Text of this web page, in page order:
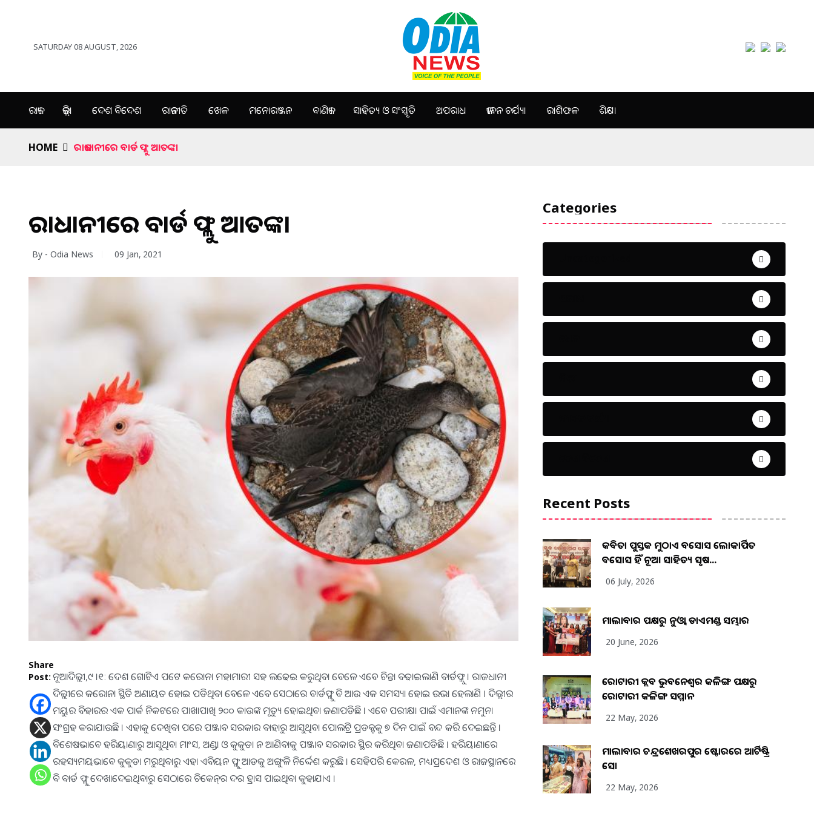
SATURDAY 08 AUGUST, 2026
ରାଜ୍ୟ ଜିଲ୍ଲା ଦେଶ ବିଦେଶ ରାଜନୀତି ଖେଳ ମନୋରଞ୍ଜନ ବାଣିଜ୍ୟ ସାହିତ୍ୟ ଓ ସଂସ୍କୃତି ଅପରାଧ ଜୀବନ ଚର୍ଯ୍ୟା ରାଶିଫଳ ଶିକ୍ଷା
HOME ରାଜଧାନୀରେ ବାର୍ଡ ଫ୍ଲୁ ଆତଙ୍କ।
ରାଜଧାନୀରେ ବାର୍ଡ ଫ୍ଲୁ ଆତଙ୍କ।
By - Odia News 09 Jan, 2021
Share
Post: ନୂଆଦିଲ୍ଲୀ,୯ ।୧: ଦେଶ ଗୋଟିଏ ପଟେ କରୋନା ମହାମାରୀ ସହ ଲଢେଇ କରୁଥିବା ବେଳେ ଏବେ ଚିନ୍ତା ବଢାଇଲାଣି ବାର୍ଡଫ୍ଲୁ । ରାଜଧାନୀ
ଦିଲ୍ଲୀରେ କରୋନା ସ୍ଥିତି ଅଣାୟତ ହୋଇ ପଡିଥିବା ବେଳେ ଏବେ ସେଠାରେ ବାର୍ଡଫ୍ଲୁ ବି ଆଉ ଏକ ସମସ୍ୟା ହୋଇ ଉଭା ହେଲାଣି । ଦିଲ୍ଲୀର
ମୟୁର ବିହାରର ଏକ ପାର୍କ ନିକଟରେ ପାଖାପାଖି ୨୦୦ କାଉଙ୍କ ମୃତ୍ୟୁ ହୋଇଥିବା ଜଣାପଡିଛି । ଏବେ ପରୀକ୍ଷା ପାଇଁ ଏମାନଙ୍କ ନମୁନା
ସଂଗ୍ରହ କରାଯାଉଛି । ଏହାକୁ ଦେଖିବା ପରେ ପଞ୍ଜାବ ସରକାର ବାହାରୁ ଆସୁଥିବା ପୋଲଟ୍ରି ପ୍ରଡକ୍ଟକୁ ୭ ଦିନ ପାଇଁ ବନ୍ଦ କରି ଦେଇଛନ୍ତି ।
ବିଶେଷଭାବେ ହରିୟାଣାରୁ ଆସୁଥିବା ମାଂସ, ଅଣ୍ଡା ଓ କୁକୁଡା ନ ଆଣିବାକୁ ପଞ୍ଜାବ ସରକାର ସ୍ଥିର କରିଥିବା ଜଣାପଡିଛି । ହରିୟାଣାରେ
ରହସ୍ୟମୟଭାବେ କୁକୁଡା ମରୁଥିବାରୁ ଏହା ଏବିୟନ ଫ୍ଲୁ ଆଡକୁ ଅଙ୍ଗୁଳି ନିର୍ଦ୍ଦେଶ କରୁଛି । ସେହିପରି କେରଳ, ମଧ୍ୟପ୍ରଦେଶ ଓ ରାଜସ୍ଥାନରେ
ବି ବାର୍ଡ ଫ୍ଲୁ ଦେଖାଦେଇଥିବାରୁ ସେଠାରେ ଚିକେନ୍‌ର ଦର ହ୍ରାସ ପାଇଥିବା କୁହାଯାଏ ।
Categories
Recent Posts
କବିତା ପୁସ୍ତକ ମୁଠାଏ ଅବସୋସ ଲୋକାର୍ପିତ
ଅବସୋସ ହିଁ ନୂଆ ସାହିତ୍ୟ ସୃଷ...
06 July, 2026
ମାଲାବାର ପକ୍ଷରୁ ନୁଓ୍ବା ଡାଏମଣ୍ଡ ସମ୍ଭାର
20 June, 2026
ରୋଟାରୀ କ୍ଲବ ଭୁବନେଶ୍ୱର କଳିଙ୍ଗ ପକ୍ଷରୁ
ରୋଟାରୀ କଳିଙ୍ଗ ସମ୍ମାନ
22 May, 2026
ମାଲାବାର ଚନ୍ଦ୍ରଶେଖରପୁର ଷ୍ଟୋରରେ ଆର୍ଟିଷ୍ଟ୍ରି
ସୋ
22 May, 2026